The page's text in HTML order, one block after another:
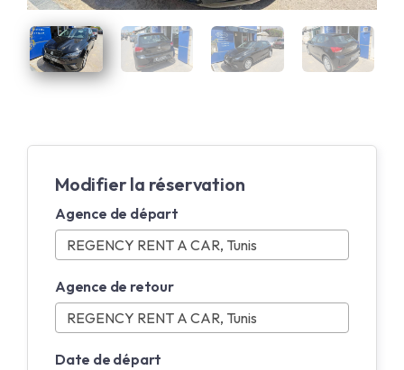
Modifier la réservation
Agence de départ
Agence de retour
Date de départ